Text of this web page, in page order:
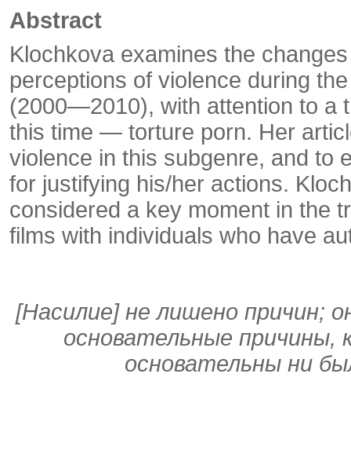
Abstract
Klochkova examines the
perceptions of violence during
(2000—2010), with attention to a
this time — torture porn. Her
violence in this subgenre, and to
for justifying his/her actions.
considered a key mome­nt in the
films with individuals who have
[Насилие] не лишено причин;
основательные причи­ны,
осно­вательны ни